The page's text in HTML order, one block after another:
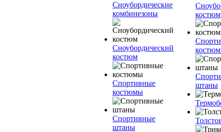
Сноубордические
комбинезоны
Сноубордический
костюм
Спортивные
костюмы
Спортивные
штаны
костюм
штаны